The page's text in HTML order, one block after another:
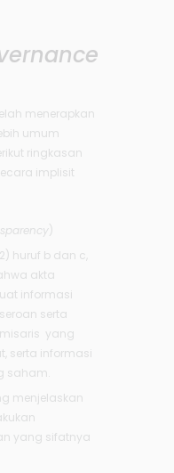
menerapkan
umum
ringkasan
implisit
)
huruf b dan c,
akta
informasi
serta
yang
serta informasi
saham.
menjelaskan
yang sifatnya